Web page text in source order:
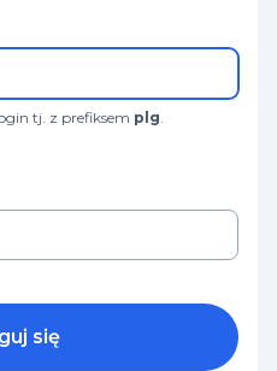
tj. z prefiksem plg.
się